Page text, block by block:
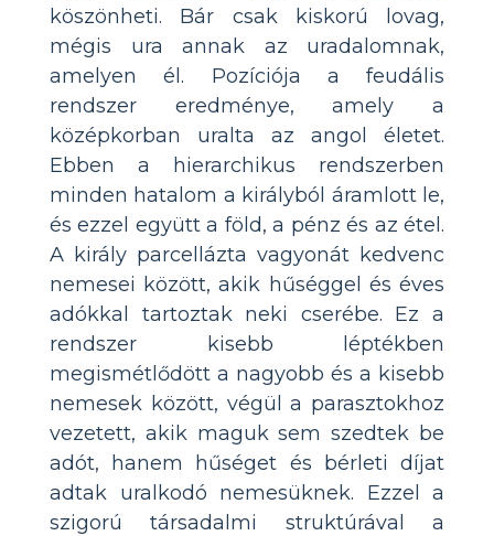
köszönheti. Bár csak kiskorú lovag,
mégis ura annak az uradalomnak,
amelyen él. Pozíciója a feudális
rendszer eredménye, amely a
középkorban uralta az angol életet.
Ebben a hierarchikus rendszerben
minden hatalom a királyból áramlott le,
és ezzel együtt a föld, a pénz és az étel.
A király parcellázta vagyonát kedvenc
nemesei között, akik hűséggel és éves
adókkal tartoztak neki cserébe. Ez a
rendszer kisebb léptékben
megismétlődött a nagyobb és a kisebb
nemesek között, végül a parasztokhoz
vezetett, akik maguk sem szedtek be
adót, hanem hűséget és bérleti díjat
adtak uralkodó nemesüknek. Ezzel a
szigorú társadalmi struktúrával a